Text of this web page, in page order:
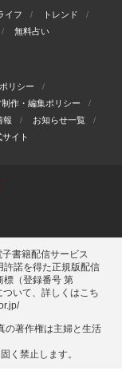
イフ
トレンド
無料占い
リシー
制作・編集ポリシー
報
お知らせ一覧
イト
書籍配信サービス
許諾を得た正規版配信
標（登録番号 第
いて、詳しくはこち
の著作権は主婦と⽣活
く禁⽌します。